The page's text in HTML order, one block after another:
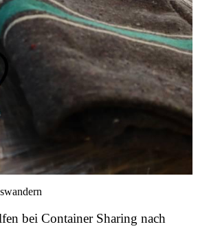
bei Container Sharing nach